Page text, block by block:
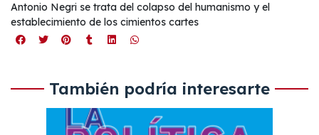
Antonio Negri se trata del colapso del humanismo y el
establecimiento de los cimientos cartes
También podría interesarte